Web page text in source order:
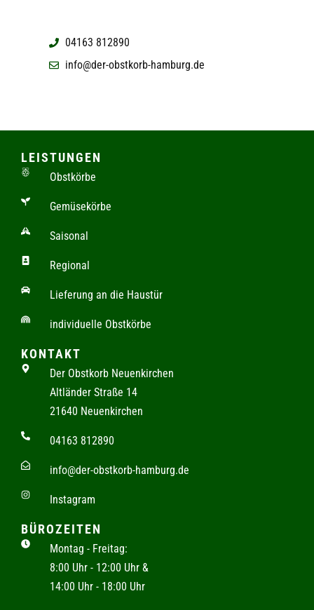
04163 812890
info@der-obstkorb-hamburg.de
LEISTUNGEN
Obstkörbe
Gemüsekörbe
Saisonal
Regional
Lieferung an die Haustür
individuelle Obstkörbe
KONTAKT
Der Obstkorb Neuenkirchen
Altländer Straße 14
21640 Neuenkirchen
04163 812890
info@der-obstkorb-hamburg.de
Instagram
BÜROZEITEN
Montag - Freitag:
8:00 Uhr - 12:00 Uhr &
14:00 Uhr - 18:00 Uhr